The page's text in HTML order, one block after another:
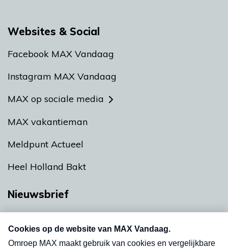
Websites & Social
Facebook MAX Vandaag
Instagram MAX Vandaag
MAX op sociale media
MAX vakantieman
Meldpunt Actueel
Heel Holland Bakt
Nieuwsbrief
nieuwsbrief. Elke vrijdag- en dinsdagochtend in
uw mailbox.